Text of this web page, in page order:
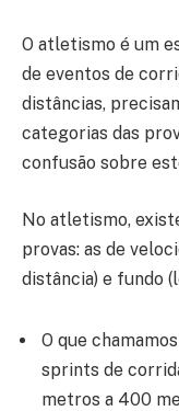
O atletismo é um
de eventos de
distâncias,
categorias das
confusão sobre
No atletismo,
provas: as de
distância) e fundo
O que
sprints de
metros a 400